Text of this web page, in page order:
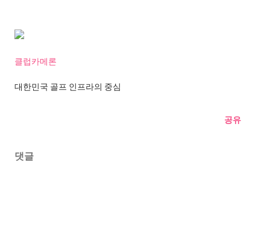
클럽카메론
대한민국 골프 인프라의 중심
공유
댓글